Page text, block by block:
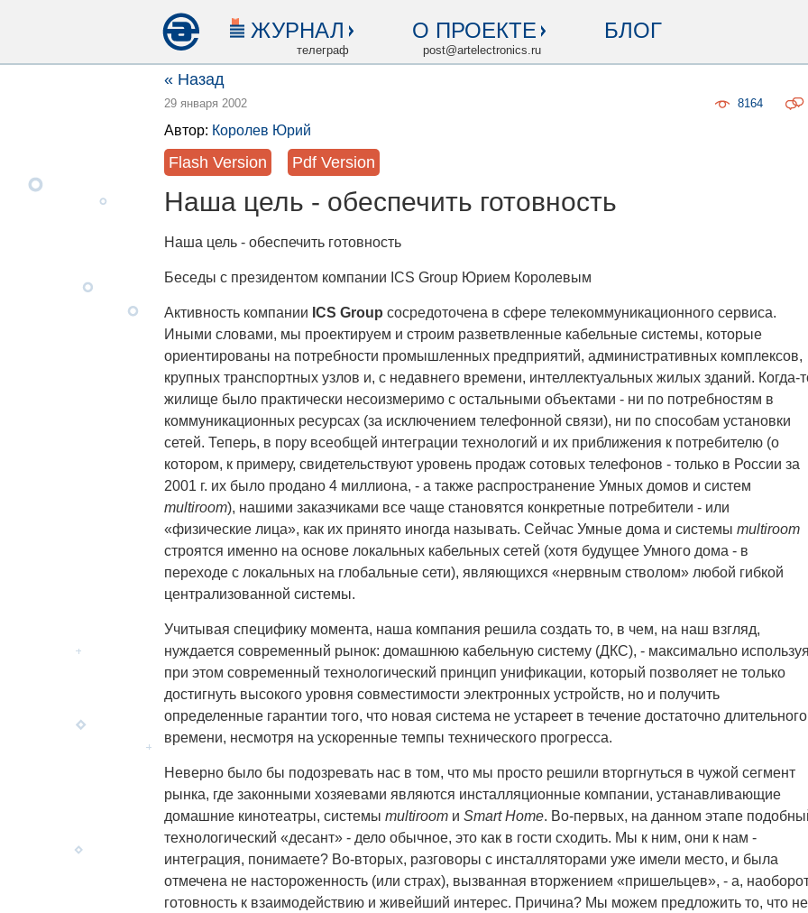
ЖУРНАЛ
телеграф
О ПРОЕКТЕ
post@artelectronics.ru
БЛОГ
« Назад
29 января 2002 8164
Автор: Королев Юрий
Flash Version Pdf Version
Наша цель - обеспечить готовность
Наша цель - обеспечить готовность
Беседы с президентом компании ICS Group Юрием Королевым
Активность компании ICS Group сосредоточена в сфере телекоммуникационного сервиса.
Иными словами, мы проектируем и строим разветвленные кабельные системы, которые
ориентированы на потребности промышленных предприятий, административных комплексов,
крупных транспортных узлов и, с недавнего времени, интеллектуальных жилых зданий. Когда-
жилище было практически несоизмеримо с остальными объектами - ни по потребностям в
коммуникационных ресурсах (за исключением телефонной связи), ни по способам установки
сетей. Теперь, в пору всеобщей интеграции технологий и их приближения к потребителю (о
котором, к примеру, свидетельствуют уровень продаж сотовых телефонов - только в России за
2001 г. их было продано 4 миллиона, - а также распространение Умных домов и систем
multiroom), нашими заказчиками все чаще становятся конкретные потребители - или
«физические лица», как их принято иногда называть. Сейчас Умные дома и системы multiroom
строятся именно на основе локальных кабельных сетей (хотя будущее Умного дома - в
переходе с локальных на глобальные сети), являющихся «нервным стволом» любой гибкой
централизованной системы.
Учитывая специфику момента, наша компания решила создать то, в чем, на наш взгляд,
нуждается современный рынок: домашнюю кабельную систему (ДКС), - максимально
при этом современный технологический принцип унификации, который позволяет не только
достигнуть высокого уровня совместимости электронных устройств, но и получить
определенные гарантии того, что новая система не устареет в течение достаточно длительного
времени, несмотря на ускоренные темпы технического прогресса.
Неверно было бы подозревать нас в том, что мы просто решили вторгнуться в чужой сегмент
рынка, где законными хозяевами являются инсталляционные компании, устанавливающие
домашние кинотеатры, системы multiroom и Smart Home. Во-первых, на данном этапе
технологический «десант» - дело обычное, это как в гости сходить. Мы к ним, они к нам -
интеграция, понимаете? Во-вторых, разговоры с инсталляторами уже имели место, и была
отмечена не настороженность (или страх), вызванная вторжением «пришельцев», - а,
готовность к взаимодействию и живейший интерес. Причина? Мы можем предложить то, что не